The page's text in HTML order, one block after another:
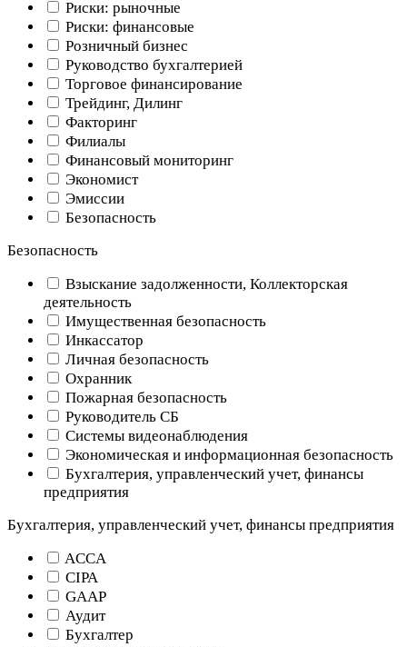
Риски: рыночные
Риски: финансовые
Розничный бизнес
Руководство бухгалтерией
Торговое финансирование
Трейдинг, Дилинг
Факторинг
Филиалы
Финансовый мониторинг
Экономист
Эмиссии
Безопасность
Безопасность
Взыскание задолженности, Коллекторская
деятельность
Имущественная безопасность
Инкассатор
Личная безопасность
Охранник
Пожарная безопасность
Руководитель СБ
Системы видеонаблюдения
Экономическая и информационная безопасность
Бухгалтерия, управленческий учет, финансы
предприятия
Бухгалтерия, управленческий учет, финансы предприятия
ACCA
CIPA
GAAP
Аудит
Бухгалтер